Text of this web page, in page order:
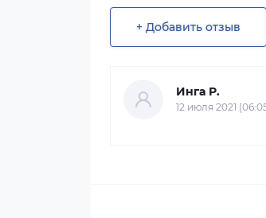
+ Добавить отзыв
Инга Р.
12 июля 2021